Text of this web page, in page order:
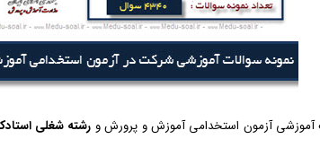
آموزشی آزمون استخدامی آموزش و پرورش و رشته شغلی